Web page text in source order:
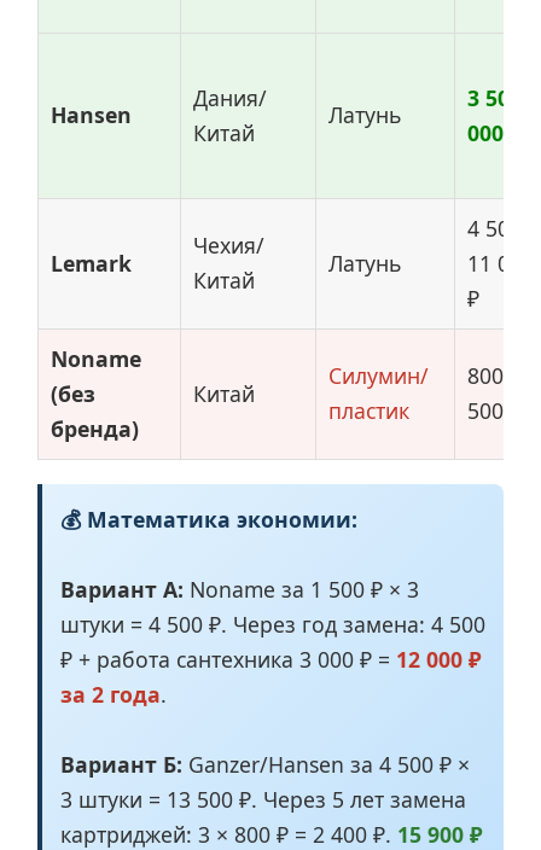
Hansen
Дания/
Китай
Латунь
3
000 ₽
Lemark
Чехия/
Китай
Латунь
4 500–
11 000
₽
Noname
(без
бренда)
Китай
Силумин/
пластик
800–2
500 ₽
💰 Математика экономии:
Вариант А: Noname за 1 500 ₽ × 3
штуки = 4 500 ₽. Через год замена: 4 500
₽ + работа сантехника 3 000 ₽ = 12 000 ₽
за 2 года.
Вариант Б: Ganzer/Hansen за 4 500 ₽ ×
3 штуки = 13 500 ₽. Через 5 лет замена
картриджей: 3 × 800 ₽ = 2 400 ₽. 15 900 ₽